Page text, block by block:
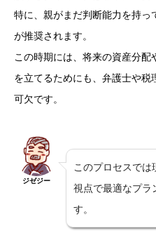
特に、親がまだ判断能力を持っ
が推奨されます。
この時期には、将来の資産分
を立てるためにも、弁護士や
可欠です。
ジゼジー
このプロセスでは
視点で最適なプラ
す。